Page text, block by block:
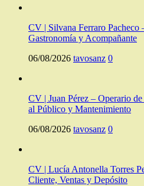
CV | Silvana Ferraro
Gastronomía y Acompañante
06/08/2026 tavosanz 0
CV | Juan Pérez – Operario
al Público y Mantenimiento
06/08/2026 tavosanz 0
CV | Lucía Antonella Torres
Cliente, Ventas y Depósito